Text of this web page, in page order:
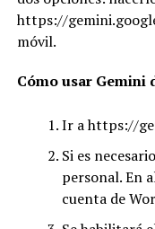
https://
móvil.
Cómo usar Gemini
Ir a https://
Si es
personal. En
cuenta de